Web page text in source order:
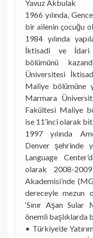
Yavuz Akbulak
1966 yılında,
bir ailenin çocuğu
1984 yılında
İktisadi ve İdari
bölümünü
Üniversitesi
Maliye bölümüne
Marmara
Fakültesi Maliye
ise 11’inci olarak
1997 yılında
Denver şehrinde
Language
olarak 2008-
Akademisi’nde
dereceyle mezun
‘Sınır Aşan Sular
önemli başlıklarda
• Türkiye’de